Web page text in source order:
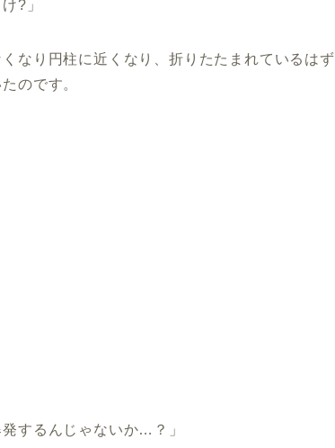
?」
なり円柱に近くなり、折りたたまれているはず
のです。
するんじゃないか…？」